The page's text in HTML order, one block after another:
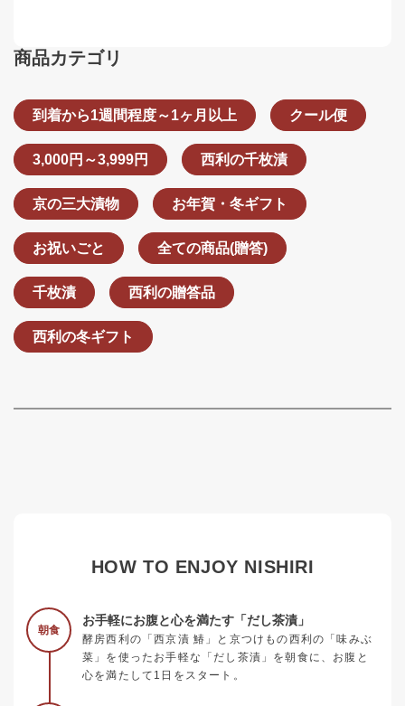
商品カテゴリ
到着から1週間程度～1ヶ月以上 クール便
3,000円～3,999円 西利の千枚漬
京の三大漬物 お年賀・冬ギフト
お祝いごと 全ての商品(贈答)
千枚漬 西利の贈答品
西利の冬ギフト
HOW TO ENJOY NISHIRI
朝食
お手軽にお腹と心を満たす「だし茶漬」
酵房西利の「西京漬 鰆」と京つけもの西利の「味みぶ
菜」を使ったお手軽な「だし茶漬」を朝食に、お腹と
心を満たして1日をスタート。